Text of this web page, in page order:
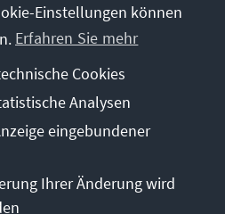
Einstellungen können
Erfahren Sie mehr
Cookies
Analysen
eingebundener
Ihrer Änderung wird